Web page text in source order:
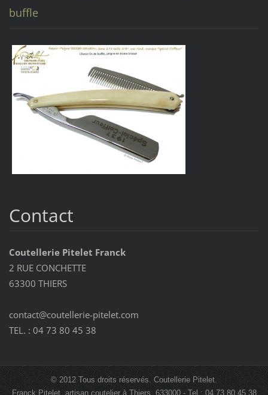
buffle
Contact
Coutellerie Pitelet Franck
2 RUE CONCHETTE
63300 THIERS
contact@coutellerie-pitelet.com
TEL. : 04 73 80 45 38
© 2012 Tous droits réservés. Coutellerie Pitelet.
Franck Pitelet, artisan coutelier à Thiers, 633000 - Tel : 04 73 80 45 38